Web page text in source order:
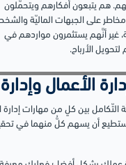
هم يتبعون أفكارهم ويتحمّلون
على الجبهات الماليّة
غير أنَّهم يستثمرون مواردهم في
الأرباح.
الأعمال
التّكامل بين كلٍ من مهارات إدارة
أن يسهم كلُّ منهما في